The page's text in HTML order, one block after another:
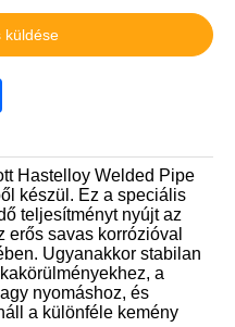
küldése
Hastelloy Welded Pipe
készül. Ez a speciális
teljesítményt nyújt az
erős savas korrózióval
Ugyanakkor stabilan
a
nyomáshoz, és
a különféle kemény